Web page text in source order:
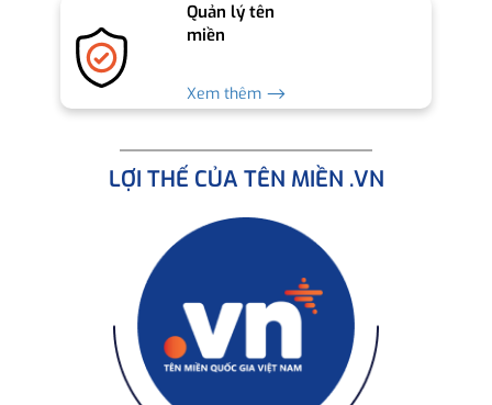
Quản lý tên
miền
Xem thêm ⟶
LỢI THẾ CỦA TÊN MIỀN .VN